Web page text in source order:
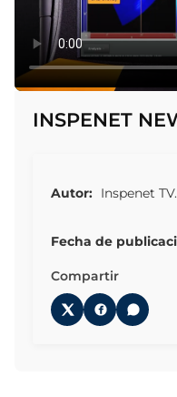
INSPENET
Autor: Inspenet TV.
Fecha de
Compartir